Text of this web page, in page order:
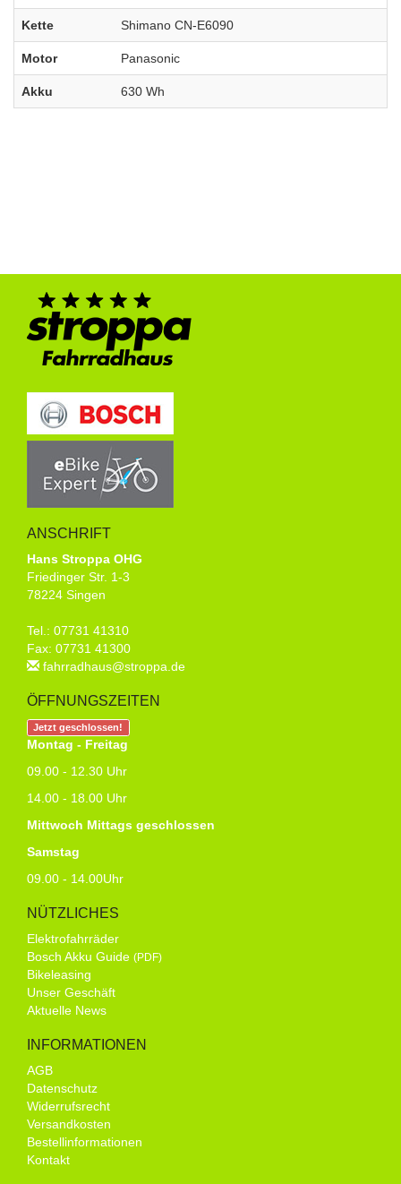
Kette Shimano CN-E6090
Motor Panasonic
Akku 630 Wh
ANSCHRIFT
Hans Stroppa OHG
Friedinger Str. 1-3
78224 Singen
Tel.: 07731 41310
Fax: 07731 41300
fahrradhaus@stroppa.de
ÖFFNUNGSZEITEN
Jetzt geschlossen!
Montag - Freitag
09.00 - 12.30 Uhr
14.00 - 18.00 Uhr
Mittwoch Mittags geschlossen
Samstag
09.00 - 14.00Uhr
NÜTZLICHES
Elektrofahrräder
Bosch Akku Guide (PDF)
Bikeleasing
Unser Geschäft
Aktuelle News
INFORMATIONEN
AGB
Datenschutz
Widerrufsrecht
Versandkosten
Bestellinformationen
Kontakt